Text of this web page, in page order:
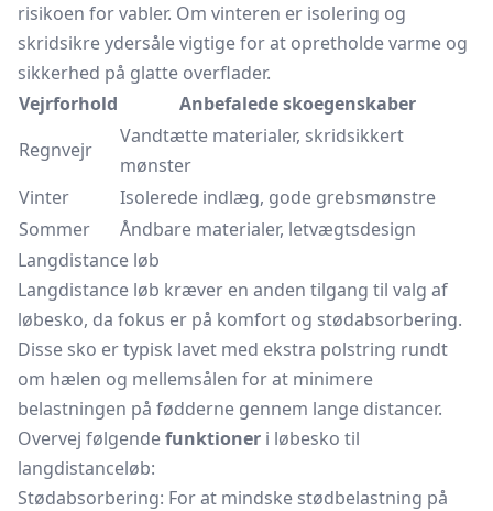
risikoen for vabler. Om vinteren er isolering og
skridsikre ydersåle vigtige for at opretholde varme og
sikkerhed på glatte overflader.
Vejrforhold
Anbefalede skoegenskaber
Regnvejr
Vandtætte materialer, skridsikkert
mønster
Vinter
Isolerede indlæg, gode grebsmønstre
Sommer
Åndbare materialer, letvægtsdesign
Langdistance løb
Langdistance løb kræver en anden tilgang til valg af
løbesko, da fokus er på komfort og stødabsorbering.
Disse sko er typisk lavet med ekstra polstring rundt
om hælen og mellemsålen for at minimere
belastningen på fødderne gennem lange distancer.
Overvej følgendefunktioner i løbesko til
langdistanceløb:
Stødabsorbering: For at mindske stødbelastning på